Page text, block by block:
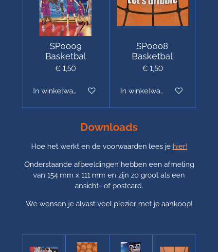
SP0009
Basketbal
€ 1,50
In winkelwagen
SP0008
Basketbal
€ 1,50
In winkelwagen
Downloads
Hoe het werkt en de voorwaarden lees je hier!
Onderstaande afbeeldingen hebben een afmeting
van 154 mm x 111 mm en zijn zo groot als een
ansicht- of postcard.
We wensen je alvast veel plezier met je aankoop!